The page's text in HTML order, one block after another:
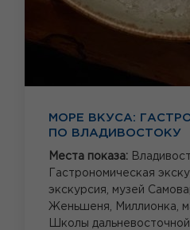
МОРЕ ВКУСА:
ПО ВЛАДИВОСТОКУ
Места показа:
Гастрономическая
экскурсия,
музей
Женьшеня,
Миллионка,
Школы дальневосточной